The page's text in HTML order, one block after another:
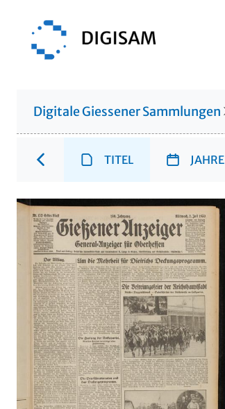
Digitale Giessener Sammlungen
TITEL JAHRE